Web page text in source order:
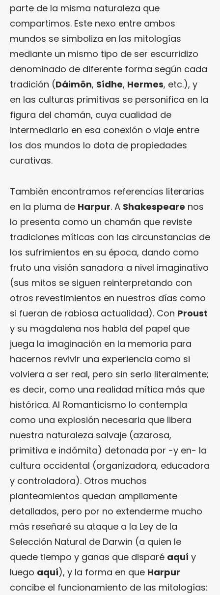
parte de la misma naturaleza que
compartimos. Este nexo entre ambos
mundos se simboliza en las mitologías
mediante un mismo tipo de ser escurridizo
denominado de diferente forma según cada
tradición (Dáimôn, Sídhe, Hermes, etc.), y
en las culturas primitivas se personifica en la
figura del chamán, cuya cualidad de
intermediario en esa conexión o viaje entre
los dos mundos lo dota de propiedades
curativas.
También encontramos referencias literarias
en la pluma de Harpur. A Shakespeare nos
lo presenta como un chamán que reviste
tradiciones míticas con las circunstancias de
los sufrimientos en su época, dando como
fruto una visión sanadora a nivel imaginativo
(sus mitos se siguen reinterpretando con
otros revestimientos en nuestros días como
si fueran de rabiosa actualidad). Con Proust
y su magdalena nos habla del papel que
juega la imaginación en la memoria para
hacernos revivir una experiencia como si
volviera a ser real, pero sin serlo literalmente;
es decir, como una realidad mítica más que
histórica. Al Romanticismo lo contempla
como una explosión necesaria que libera
nuestra naturaleza salvaje (azarosa,
primitiva e indómita) detonada por -y en- la
cultura occidental (organizadora, educadora
y controladora). Otros muchos
planteamientos quedan ampliamente
detallados, pero por no extenderme mucho
más reseñaré su ataque a la Ley de la
Selección Natural de Darwin (a quien le
quede tiempo y ganas que disparé aquí y
luego aquí), y la forma en que Harpur
concibe el funcionamiento de las mitologías: